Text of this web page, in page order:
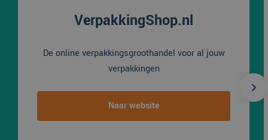
VerpakkingShop.nl
De online verpakkingsgroothandel voor al jouw
verpakkingen
Naar website